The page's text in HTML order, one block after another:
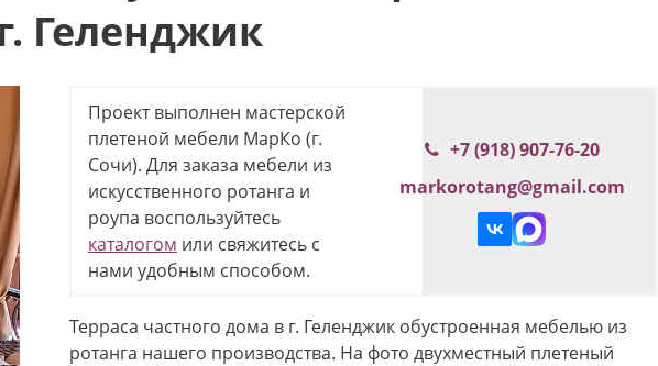
Геленджик
Проект выполнен мастерской
плетеной мебели МарКо (г.
Сочи). Для заказа мебели из
искусственного ротанга и
роупа воспользуйтесь
каталогом или свяжитесь с
нами удобным способом.
+7 (918) 907-76-20
markorotang@gmail.com
Терраса частного дома в г. Геленджик обустроенная мебелью из
ротанга нашего производства. На фото двухместный плетеный